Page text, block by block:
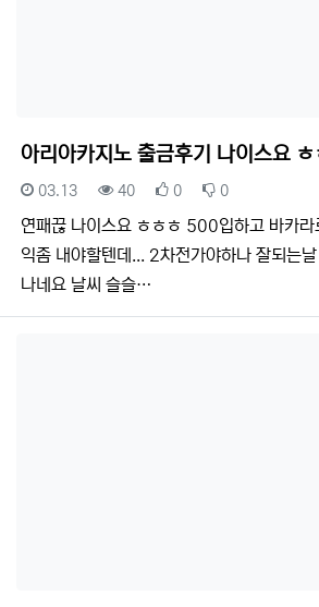
아리아카지노 출금후기 나이스요 ㅎ
등록일
03.13 조회
40 추천
0 비추천
0
연패끊 나이스요 ㅎㅎㅎ 500입하고 바카
익좀 내야할텐데... 2차전가야하나 잘되는
나네요 날씨 슬슬…